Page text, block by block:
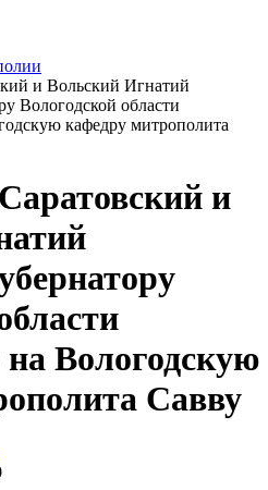
и Вольский Игнатий
Вологодской области
кафедру митрополита
и
на Вологодскую
Савву